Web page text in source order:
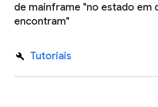
de mainframe "no estado em
encontram"
Tutoriais